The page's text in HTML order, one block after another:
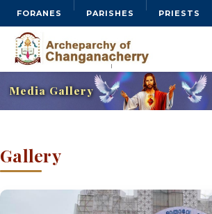
FORANES PARISHES PRIESTS
Media Gallery
Gallery